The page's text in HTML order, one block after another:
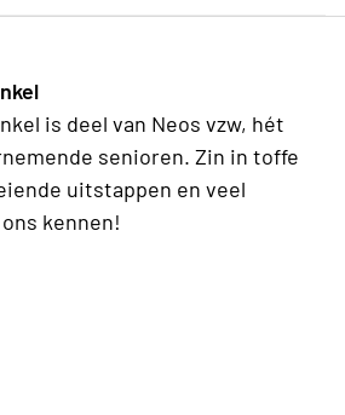
is deel van Neos vzw, hét
senioren. Zin in toffe
uitstappen en veel
kennen!